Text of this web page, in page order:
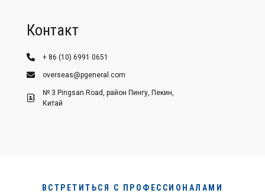
Контакт
+ 86 (10) 6991 0651
overseas@pgeneral.com
№ 3 Pingsan Road, район Пингу, Пекин,
Китай
ВСТРЕТИТЬСЯ С ПРОФЕССИОНАЛАМИ